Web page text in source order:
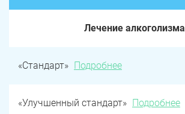
Лечение алкоголизма
«Стандарт» Подробнее
«Улучшенный стандарт» Подробнее